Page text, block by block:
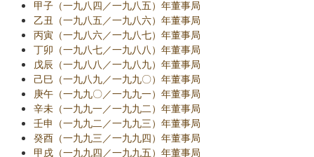
甲子（一九八四／一九八五）年董事局
乙丑（一九八五／一九八六）年董事局
丙寅（一九八六／一九八七）年董事局
丁卯（一九八七／一九八八）年董事局
戊辰（一九八八／一九八九）年董事局
己巳（一九八九／一九九〇）年董事局
庚午（一九九〇／一九九一）年董事局
辛未（一九九一／一九九二）年董事局
壬申（一九九二／一九九三）年董事局
癸酉（一九九三／一九九四）年董事局
甲戌（一九九四／一九九五）年董事局